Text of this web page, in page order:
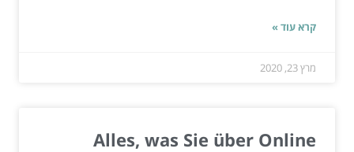
קרא עוד »
מרץ 23, 2020
Alles, was Sie über Online